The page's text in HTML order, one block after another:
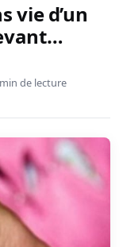
vie d’un
de lecture